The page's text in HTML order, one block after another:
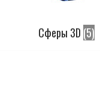
Сферы 3D (5)